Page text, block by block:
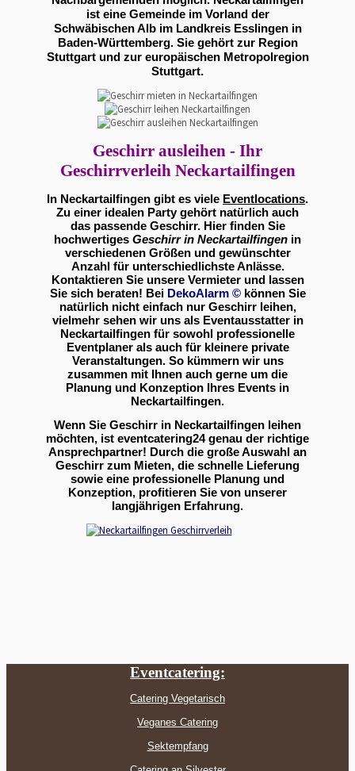
ist eine Gemeinde im Vorland der
Schwäbischen Alb im Landkreis Esslingen in
Baden-Württemberg. Sie gehört zur Region
Stuttgart und zur europäischen Metropolregion
Stuttgart.
Geschirr ausleihen - Ihr
Geschirrverleih Neckartailfingen
In Neckartailfingen gibt es viele Eventlocations.
Zu einer idealen Party gehört natürlich auch
das passende Geschirr. Hier finden Sie
hochwertiges Geschirr in Neckartailfingen in
verschiedenen Größen und gewünschter
Anzahl für unterschiedlichste Anlässe.
Kontaktieren Sie unsere Vermieter und lassen
Sie sich beraten! Bei DekoAlarm ©können Sie
natürlich nicht einfach nur Geschirr leihen,
vielmehr sehen wir uns als Eventausstatter in
Neckartailfingen für sowohl professionelle
Eventplaner als auch für kleinere private
Veranstaltungen. So kümmern wir uns
zusammen mit Ihnen auch gerne um die
Planung und Konzeption Ihres Events in
Neckartailfingen.
Wenn Sie Geschirr in Neckartailfingen leihen
möchten, ist eventcatering24 genau der richtige
Ansprechpartner! Durch die große Auswahl an
Geschirr zum Mieten, die schnelle Lieferung
sowie eine professionelle Planung und
Konzeption, profitieren Sie von unserer
langjährigen Erfahrung.
Eventcatering:
Catering Vegetarisch
Veganes Catering
Sektempfang